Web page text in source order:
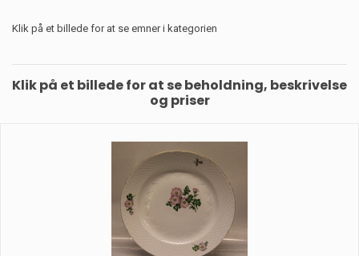
Klik på et billede for at se emner i kategorien
Klik på et billede for at se beholdning, beskrivelse
og priser